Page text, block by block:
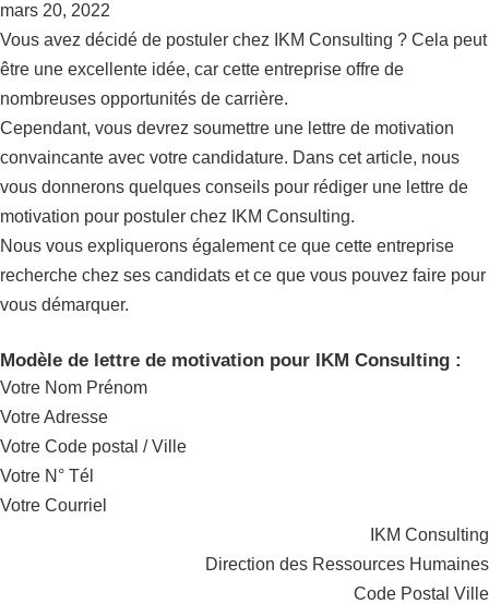
mars 20, 2022
Vous avez décidé de postuler chez IKM Consulting ? Cela peut
être une excellente idée, car cette entreprise offre de
nombreuses opportunités de carrière.
Cependant, vous devrez soumettre une lettre de motivation
convaincante avec votre candidature. Dans cet article, nous
vous donnerons quelques conseils pour rédiger une lettre de
motivation pour postuler chez IKM Consulting.
Nous vous expliquerons également ce que cette entreprise
recherche chez ses candidats et ce que vous pouvez faire pour
vous démarquer.
Modèle de lettre de motivation pour IKM Consulting :
Votre Nom Prénom
Votre Adresse
Votre Code postal / Ville
Votre N° Tél
Votre Courriel
IKM Consulting
Direction des Ressources Humaines
Code Postal Ville